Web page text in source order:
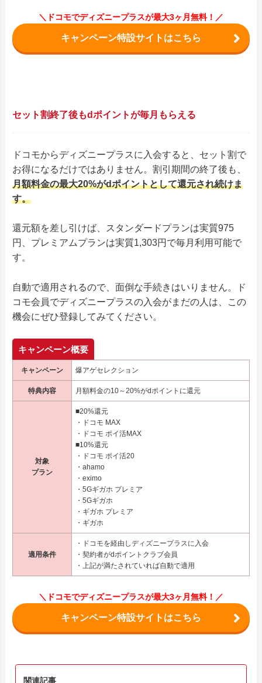
＼ドコモでディズニープラスが最大3ヶ月無料！／
キャンペーン特設サイトはこちら
セット割終了後もdポイントが毎月もらえる
ドコモからディズニープラスに入会すると、セット割で
お得になるだけではありません。割引期間の終了後も、
月額料金の最大20%がdポイントとして還元され続けま
す。
還元額を差し引けば、スタンダードプランは実質975
円、プレミアムプランは実質1,303円で毎月利用可能で
す。
自動で適用されるので、面倒な手続きはいりません。ド
コモ会員でディズニープラスの入会がまだの人は、この
機会にぜひ登録してみてください。
キャンペーン概要
キャンペーン 爆アゲセレクション
特典内容 月額料金の10～20%がdポイントに還元
対象
プラン
■20%還元
・ドコモ MAX
・ドコモ ポイ活MAX
■10%還元
・ドコモ ポイ活20
・ahamo
・eximo
・5Gギガホ プレミア
・5Gギガホ
・ギガホ プレミア
・ギガホ
適用条件
・ドコモを経由しディズニープラスに入会
・契約者がdポイントクラブ会員
・上記が満たされていれば自動で適用
＼ドコモでディズニープラスが最大3ヶ月無料！／
キャンペーン特設サイトはこちら
関連記事